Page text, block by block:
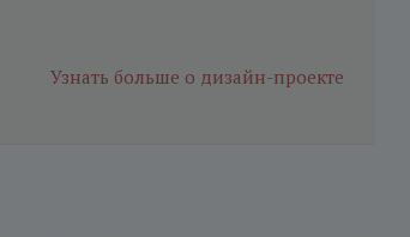
Узнать больше о дизайн-проекте